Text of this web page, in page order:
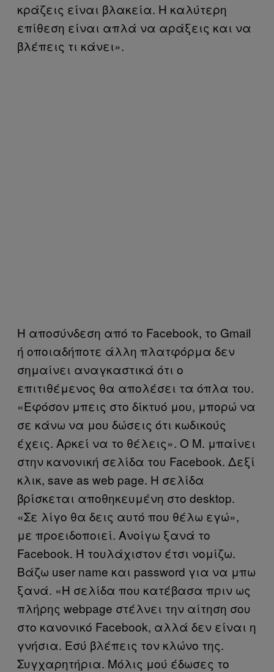
κράζεις είναι βλακεία. Η καλύτερη
επίθεση είναι απλά να αράξεις και να
βλέπεις τι κάνει».
Η αποσύνδεση από το Facebook, το Gmail
ή οποιαδήποτε άλλη πλατφόρμα δεν
σημαίνει αναγκαστικά ότι ο
επιτιθέμενος θα απολέσει τα όπλα του.
«Εφόσον μπεις στο δίκτυό μου, μπορώ να
σε κάνω να μου δώσεις ότι κωδικούς
έχεις. Αρκεί να το θέλεις». Ο Μ. μπαίνει
στην κανονική σελίδα του Facebook. Δεξί
κλικ, save as web page. Η σελίδα
βρίσκεται αποθηκευμένη στο desktop.
«Σε λίγο θα δεις αυτό που θέλω εγώ»,
με προειδοποιεί. Ανοίγω ξανά το
Facebook. Ή τουλάχιστον έτσι νομίζω.
Βάζω user name και password για να μπω
ξανά. «Η σελίδα που κατέβασα πριν ως
πλήρης webpage στέλνει την αίτηση σου
στο κανονικό Facebook, αλλά δεν είναι η
γνήσια. Εσύ βλέπεις τον κλώνο της.
Συγχαρητήρια. Μόλις μού έδωσες το